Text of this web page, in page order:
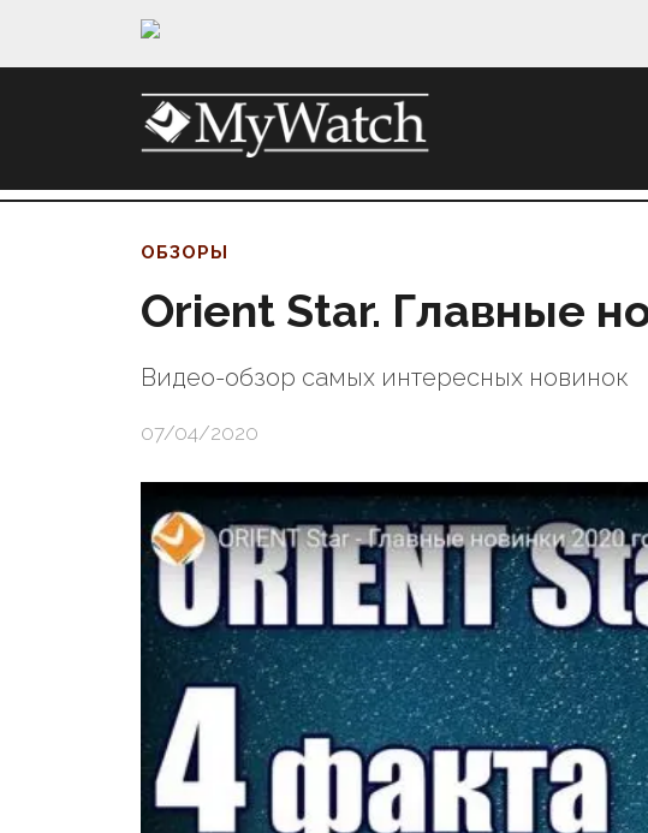
ОБЗОРЫ
Orient Star. Главные
Видео-обзор самых интересных новинок
07/04/2020